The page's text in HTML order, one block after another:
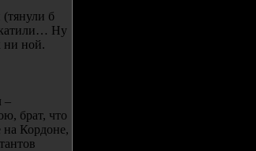
(тянули б
Ну
ни ной.
–
брат, что
на Кордоне,